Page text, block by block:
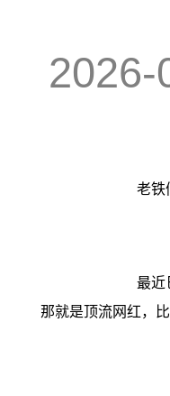
2026-
老铁
最近
那就是顶流网红，